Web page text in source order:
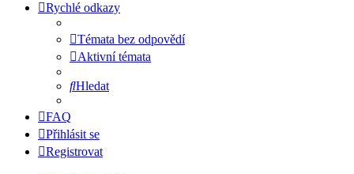
Rychlé odkazy
Témata bez odpovědí
Aktivní témata
Hledat
FAQ
Přihlásit se
Registrovat